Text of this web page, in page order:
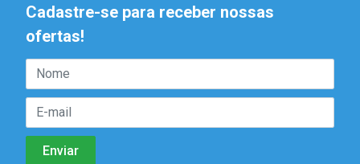
Cadastre-se para receber nossas
ofertas!